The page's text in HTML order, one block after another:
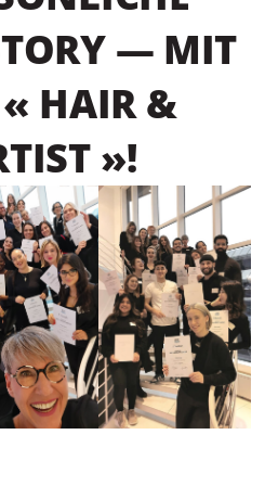
— MIT
HAIR &
»!